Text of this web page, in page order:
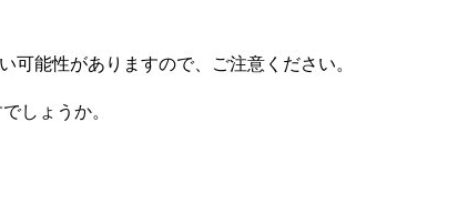
能性がありますので、ご注意ください。
しょうか。